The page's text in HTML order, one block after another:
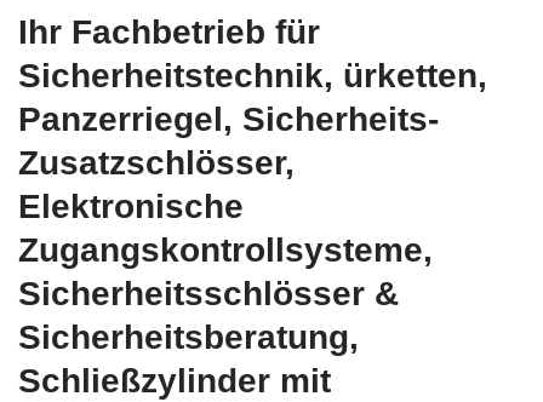
Ihr Fachbetrieb für
Sicherheitstechnik, ürketten,
Panzerriegel, Sicherheits-
Zusatzschlösser,
Elektronische
Zugangskontrollsysteme,
Sicherheitsschlösser &
Sicherheitsberatung,
Schließzylinder mit